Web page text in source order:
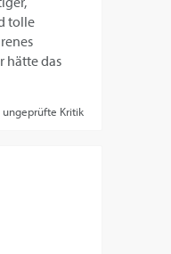
tolle
hätte das
ungeprüfte Kritik